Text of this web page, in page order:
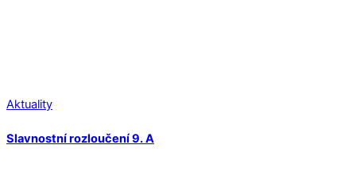
Aktuality
Slavnostní rozloučení 9. A